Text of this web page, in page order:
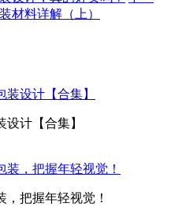
材料详解（上）
计【合集】
把握年轻视觉！